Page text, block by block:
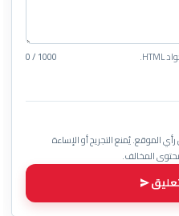
0 / 1000
رأي الموقع. يُمنع التجريح أو الإساءة
المخالف.